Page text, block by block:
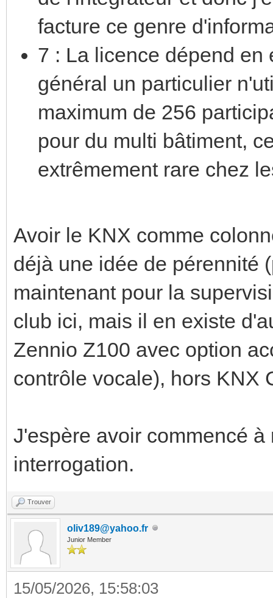
facture ce genre
7 : La licence dépend en
général un particulier
maximum de 256
pour du multi bâtiment,
extrêmement rare chez
Avoir le KNX comme
déjà une idée de pérennité
maintenant pour la
club ici, mais il en existe
Zennio Z100 avec option
contrôle vocale), hors KNX
J'espère avoir commencé
interrogation.
Trouver
oliv189@yahoo.fr
Junior Member
15/05/2026, 15:58:03